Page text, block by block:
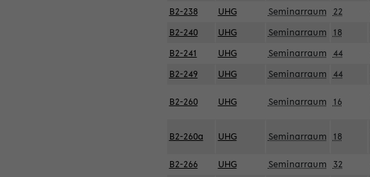
B2-238
UHG Seminarraum 22
B2-240
UHG Seminarraum 18
B2-241
UHG Seminarraum 44
B2-249
UHG Seminarraum 44
B2-260 UHG Seminarraum 16
B2-260a UHG Seminarraum 18
B2-266 UHG Seminarraum 32